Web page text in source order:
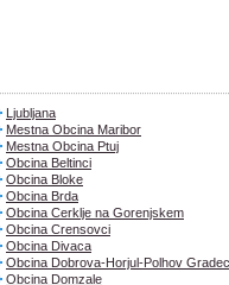
Ljubljana
Mestna Obcina Maribor
Mestna Obcina Ptuj
Obcina Beltinci
Obcina Bloke
Obcina Brda
Obcina Cerklje na Gorenjskem
Obcina Crensovci
Obcina Divaca
Obcina Dobrova-Horjul-Polhov Gradec
Obcina Domzale